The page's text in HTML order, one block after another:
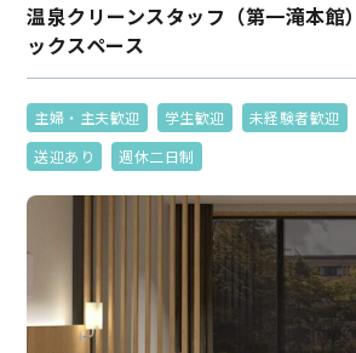
温泉クリーンスタッフ（第一滝本館
ックスペース
主婦・主夫歓迎 学生歓迎 未経験者歓迎
送迎あり
週休二日制